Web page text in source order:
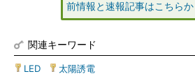
前情報と速報記事はこちらか
関連キーワード
LED 太陽誘電